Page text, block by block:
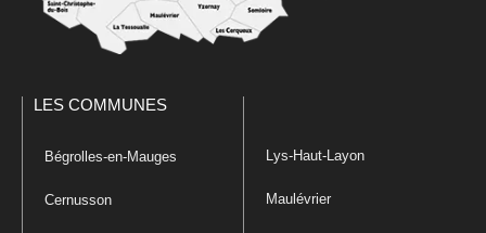
LES COMMUNES
Bégrolles-en-Mauges
Cernusson
Lys-Haut-Layon
Maulévrier